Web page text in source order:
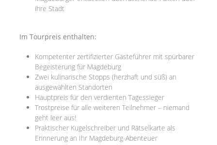
ihre Stadt
Im Tourpreis enthalten:
Kompetenter zertifizierter Gästeführer mit spürbarer
Begeisterung für Magdeburg
Zwei kulinarische Stopps (herzhaft und süß) an
ausgewählten Standorten
Hauptpreis für den verdienten Tagessieger
Trostpreise für alle weiteren Teilnehmer – niemand
geht leer aus!
Praktischer Kugelschreiber und Rätselkarte als
Erinnerung an Ihr Magdeburg-Abenteuer